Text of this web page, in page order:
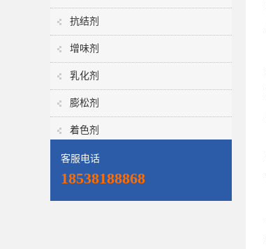
抗结剂
增味剂
乳化剂
膨松剂
着色剂
客服电话
18538188868